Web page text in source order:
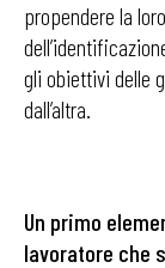
propendere la
gli obiettivi delle
dall’altra.
Un primo
lavoratore che